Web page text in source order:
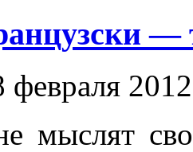
—
февраля
мыслят